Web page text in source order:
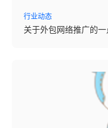
行业动态
关于外包网络推广的一